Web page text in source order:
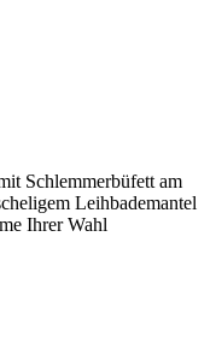
Schlemmerbüfett am
Leihbademantel
Ihrer Wahl